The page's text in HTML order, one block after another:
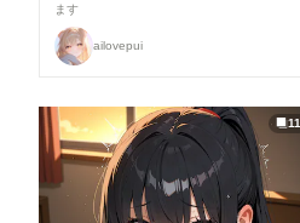
ます
ailovepui
11